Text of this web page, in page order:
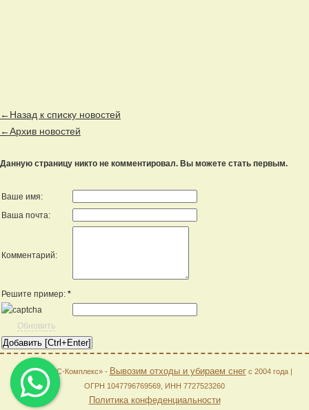
←Назад к списку новостей
←Архив новостей
Данную страницу никто не комментировал. Вы можете стать первым.
Ваше имя:
Ваша почта:
Комментарий:
Решите пример: *
Обновить
© 2026 «АГС-Комплекс» - Вывозим отходы и убираем снегс 2004 года |
ОГРН 1047796769569, ИНН 7727523260
Политика конфеденциальности